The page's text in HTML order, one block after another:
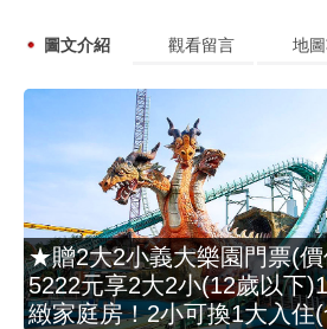
圖文介紹 觀看留言 地
★贈2大2小義大樂園門票(
5222元享2大2小(12歲以下
緻家庭房！2小可換1大入住